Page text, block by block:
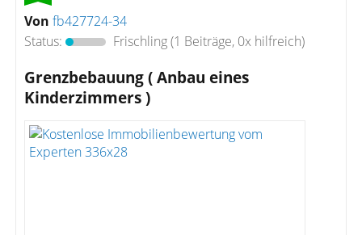
Von fb427724-34
Status:
Frischling(1 Beiträge, 0x hilfreich)
Grenzbebauung ( Anbau eines
Kinderzimmers )